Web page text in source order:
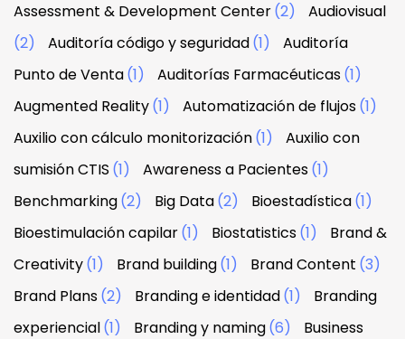
Assessment & Development Center(2)
Audiovisual
(2)
Auditoría código y seguridad(1)
Auditoría
Punto de Venta(1) Auditorías Farmacéuticas(1)
Augmented Reality(1) Automatización de flujos(1)
Auxilio con cálculo monitorización(1)
Auxilio con
sumisión CTIS (1) Awareness a Pacientes(1)
Benchmarking(2) Big Data(2) Bioestadística(1)
Bioestimulación capilar(1) Biostatistics(1)
Brand &
Creativity(1) Brand building(1) Brand Content (3)
Brand Plans(2) Branding e identidad(1)
Branding
experiencial(1) Branding y naming(6) Business